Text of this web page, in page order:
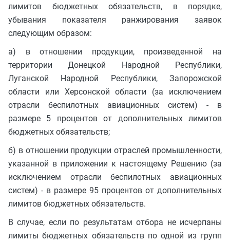
лимитов бюджетных обязательств, в порядке,
убывания показателя ранжирования заявок
следующим образом:
а) в отношении продукции, произведенной на
территории Донецкой Народной Республики,
Луганской Народной Республики, Запорожской
области или Херсонской области (за исключением
отрасли беспилотных авиационных систем) - в
размере 5 процентов от дополнительных лимитов
бюджетных обязательств;
б) в отношении продукции отраслей промышленности,
указанной в приложении к настоящему Решению (за
исключением отрасли беспилотных авиационных
систем) - в размере 95 процентов от дополнительных
лимитов бюджетных обязательств.
В случае, если по результатам отбора не исчерпаны
лимиты бюджетных обязательств по одной из групп